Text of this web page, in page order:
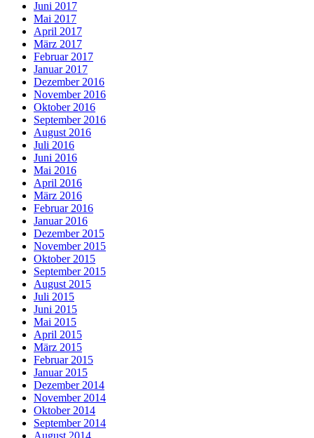
Juni 2017
Mai 2017
April 2017
März 2017
Februar 2017
Januar 2017
Dezember 2016
November 2016
Oktober 2016
September 2016
August 2016
Juli 2016
Juni 2016
Mai 2016
April 2016
März 2016
Februar 2016
Januar 2016
Dezember 2015
November 2015
Oktober 2015
September 2015
August 2015
Juli 2015
Juni 2015
Mai 2015
April 2015
März 2015
Februar 2015
Januar 2015
Dezember 2014
November 2014
Oktober 2014
September 2014
August 2014